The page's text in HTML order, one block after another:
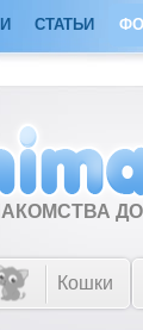
СТАТЬИ
Кошки